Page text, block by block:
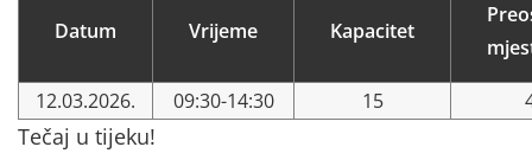
Datum Vrijeme Kapacitet
12.03.2026. 09:30-14:30 15
Tečaj u tijeku!